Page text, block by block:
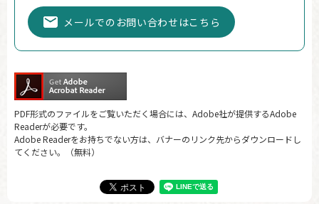
メールでのお問い合わせはこちら
PDF形式のファイルをご覧いただく場合には、Adobe社が提供するAdobe
Readerが必要です。
Adobe Readerをお持ちでない方は、バナーのリンク先からダウンロードし
てください。（無料）